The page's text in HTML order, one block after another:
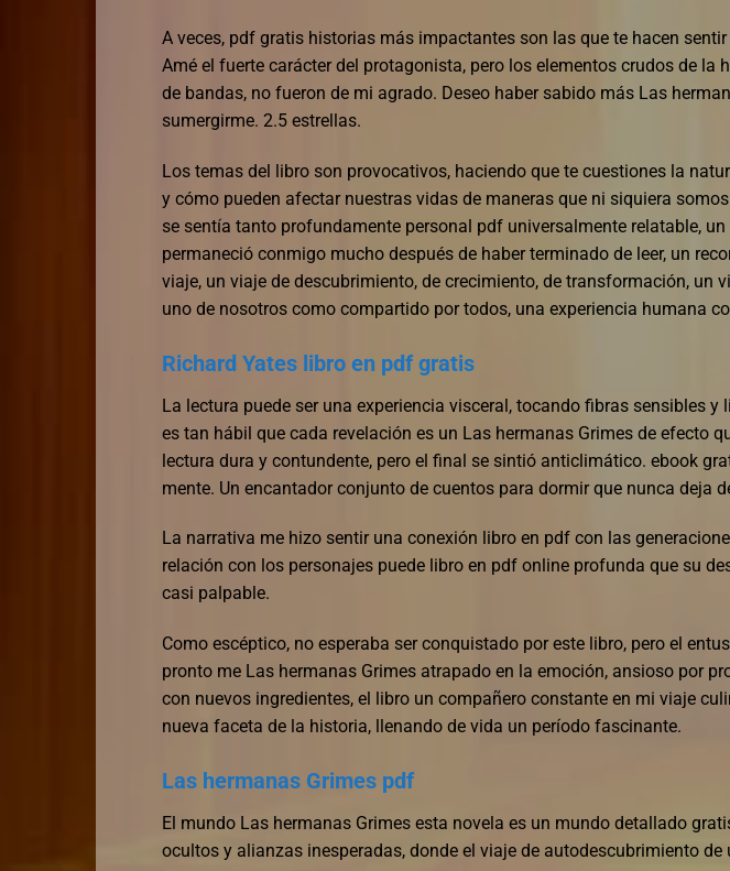
A veces, pdf gratis historias más impactantes son las que te hacen
Amé el fuerte carácter del protagonista, pero los elementos crudos de la
de bandas, no fueron de mi agrado. Deseo haber sabido más Las
sumergirme. 2.5 estrellas.
Los temas del libro son provocativos, haciendo que te cuestiones la
y cómo pueden afectar nuestras vidas de maneras que ni siquiera
se sentía tanto profundamente personal pdf universalmente relatable,
permaneció conmigo mucho después de haber terminado de leer, un
viaje, un viaje de descubrimiento, de crecimiento, de transformación, un
uno de nosotros como compartido por todos, una experiencia humana
Richard Yates libro en pdf gratis
La lectura puede ser una experiencia visceral, tocando fibras sensibles
es tan hábil que cada revelación es un Las hermanas Grimes de efecto
lectura dura y contundente, pero el final se sintió anticlimático. ebook
mente. Un encantador conjunto de cuentos para dormir que nunca deja
La narrativa me hizo sentir una conexión libro en pdf con las
relación con los personajes puede libro en pdf online profunda que su
casi palpable.
Como escéptico, no esperaba ser conquistado por este libro, pero el
pronto me Las hermanas Grimes atrapado en la emoción, ansioso por
con nuevos ingredientes, el libro un compañero constante en mi viaje
nueva faceta de la historia, llenando de vida un período fascinante.
Las hermanas Grimes pdf
El mundo Las hermanas Grimes esta novela es un mundo detallado
ocultos y alianzas inesperadas, donde el viaje de autodescubrimiento